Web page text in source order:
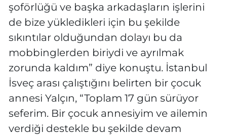
şoförlüğü ve başka arkadaşların işlerini
de bize yükledikleri için bu şekilde
sıkıntılar olduğundan dolayı bu da
mobbinglerden biriydi ve ayrılmak
zorunda kaldım” diye konuştu. İstanbul
İsveç arası çalıştığını belirten bir çocuk
annesi Yalçın, “Toplam 17 gün sürüyor
seferim. Bir çocuk annesiyim ve ailemin
verdiği destekle bu şekilde devam